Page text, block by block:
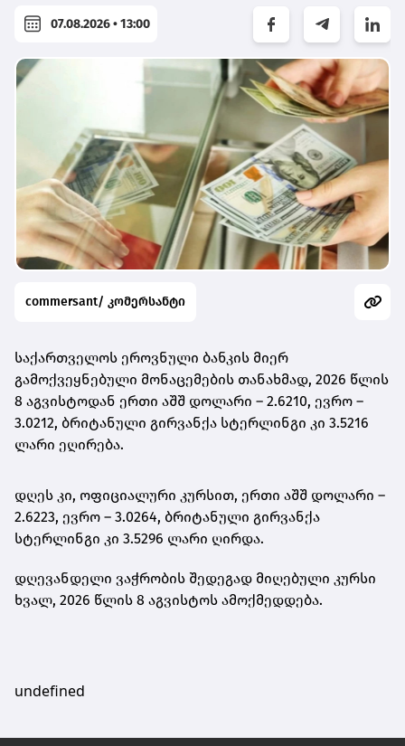
07.08.2026 • 13:00
commersant/ კომერსანტი
საქართველოს ეროვნული ბანკის მიერ
გამოქვეყნებული მონაცემების თანახმად, 2026 წლის
8 აგვისტოდან ერთი აშშ დოლარი – 2.6210, ევრო –
3.0212, ბრიტანული გირვანქა სტერლინგი კი 3.5216
ლარი ეღირება.
დღეს კი, ოფიციალური კურსით, ერთი აშშ დოლარი –
2.6223, ევრო – 3.0264, ბრიტანული გირვანქა
სტერლინგი კი 3.5296 ლარი ღირდა.
დღევანდელი ვაჭრობის შედეგად მიღებული კურსი
ხვალ, 2026 წლის 8 აგვისტოს ამოქმედდება.
undefined